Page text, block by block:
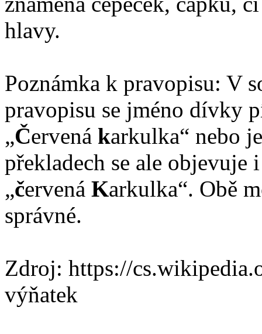
hlavy.
Poznámka k pravopisu: V
pravopisu se jméno dívky
„Červená karkulka“ nebo
překladech se ale objevuje
„červená Karkulka“. Obě
správné.
Zdroj: https://
výňatek